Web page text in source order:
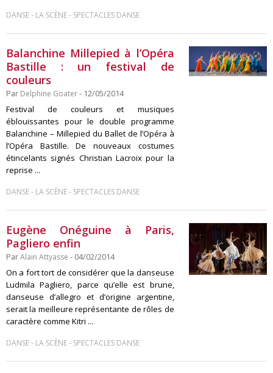
DANSE- LA SCÈNE- SPECTACLES DANSE
Balanchine Millepied à l’Opéra
Bastille : un festival de
couleurs
Par Delphine Goater- 12/05/2014
Festival de couleurs et musiques
éblouissantes pour le double programme
Balanchine – Millepied du Ballet de l’Opéra à
l’Opéra Bastille. De nouveaux costumes
étincelants signés Christian Lacroix pour la
reprise ...
DANSE- LA SCÈNE- SPECTACLES DANSE
Eugène Onéguine à Paris,
Pagliero enfin
ParAlain Attyasse - 04/02/2014
On a fort tort de considérer que la danseuse
Ludmila Pagliero, parce qu’elle est brune,
danseuse d’allegro et d’origine argentine,
serait la meilleure représentante de rôles de
caractère comme Kitri ...
DANSE- LA SCÈNE- SPECTACLES DANSE